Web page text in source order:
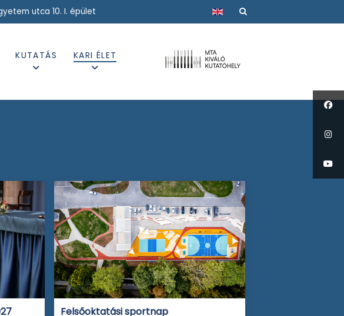
utca 10. I. épület Válasszon nyelvet
KUTATÁS KARI ÉLET
Felsőoktatási sportnap